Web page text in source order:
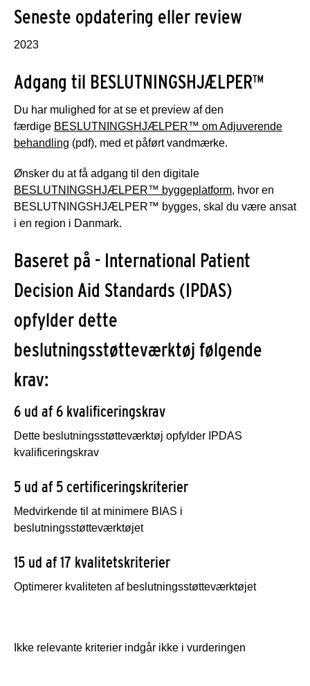
Seneste opdatering eller review
2023
Adgang til BESLUTNINGSHJÆLPER™
Du har mulighed for at se et preview af den
færdige BESLUTNINGSHJÆLPER™ om Adjuverende
behandling (pdf), med et påført vandmærke.
Ønsker du at få adgang til den digitale
BESLUTNINGSHJÆLPER™ byggeplatform, hvor en
BESLUTNINGSHJÆLPER™ bygges, skal du være ansat
i en region i Danmark.
Baseret på - International Patient
Decision Aid Standards (IPDAS)
opfylder dette
beslutningsstøtteværktøj følgende
krav:
6 ud af 6 kvalificeringskrav
Dette beslutningsstøtteværktøj opfylder IPDAS
kvalificeringskrav
5 ud af 5 certificeringskriterier
Medvirkende til at minimere BIAS i
beslutningsstøtteværktøjet
15 ud af 17 kvalitetskriterier
Optimerer kvaliteten af beslutningsstøtteværktøjet
Ikke relevante kriterier indgår ikke i vurderingen